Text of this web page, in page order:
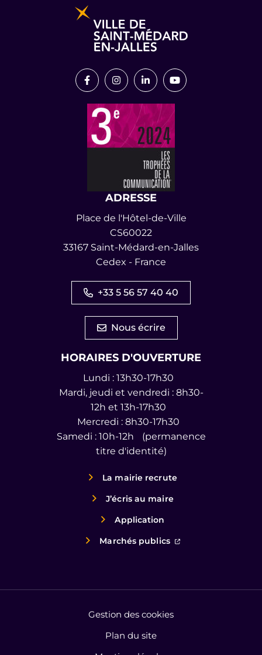
Lien vers le compte Facebook
Lien vers le compte Instagram
Lien vers le compte
Lien vers la
ADRESSE
Place de l'Hôtel-de-Ville
CS60022
33167 Saint-Médard-en-Jalles
Cedex - France
+33 5 56 57 40 40
Nous écrire
HORAIRES D'OUVERTURE
Lundi : 13h30-17h30
Mardi, jeudi et vendredi : 8h30-
12h et 13h-17h30
Mercredi : 8h30-17h30
Samedi : 10h-12h (permanence
titre d'identité)
La mairie recrute
J’écris au maire
Application
Marchés publics
(ouverture dans
Gestion des cookies
Plan du site